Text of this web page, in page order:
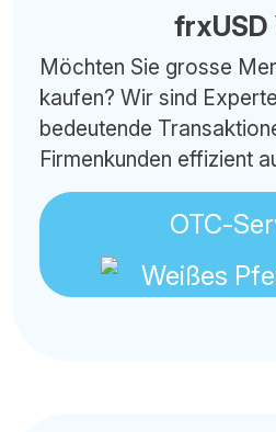
frxUSD
Möchten Sie grosse
kaufen? Wir sind
bedeutende
Firmenkunden effizient
OTC-